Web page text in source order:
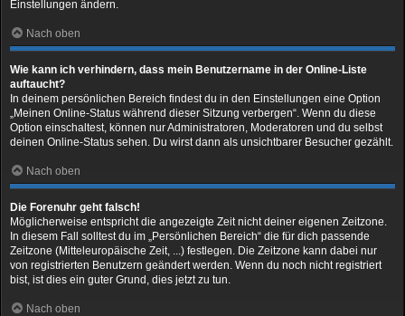
Einstellungen ändern.
Nach oben
Wie kann ich verhindern, dass mein Benutzername in der Online-Liste
auftaucht?
In deinem persönlichen Bereich findest du in den Einstellungen eine Option
„Meinen Online-Status während dieser Sitzung verbergen“. Wenn du diese
Option einschaltest, können nur Administratoren, Moderatoren und du selbst
deinen Online-Status sehen. Du wirst dann als unsichtbarer Besucher gezählt.
Nach oben
Die Forenuhr geht falsch!
Möglicherweise entspricht die angezeigte Zeit nicht deiner eigenen Zeitzone.
In diesem Fall solltest du im „Persönlichen Bereich“ die für dich passende
Zeitzone (Mitteleuropäische Zeit, ...) festlegen. Die Zeitzone kann dabei nur
von registrierten Benutzern geändert werden. Wenn du noch nicht registriert
bist, ist dies ein guter Grund, dies jetzt zu tun.
Nach oben